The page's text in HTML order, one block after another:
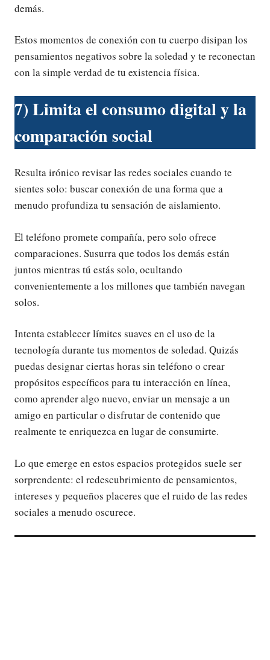
demás.
Estos momentos de conexión con tu cuerpo disipan los
pensamientos negativos sobre la soledad y te reconectan
con la simple verdad de tu existencia física.
7) Limita el consumo digital y la
comparación social
Resulta irónico revisar las redes sociales cuando te
sientes solo: buscar conexión de una forma que a
menudo profundiza tu sensación de aislamiento.
El teléfono promete compañía, pero solo ofrece
comparaciones. Susurra que todos los demás están
juntos mientras tú estás solo, ocultando
convenientemente a los millones que también navegan
solos.
Intenta establecer límites suaves en el uso de la
tecnología durante tus momentos de soledad. Quizás
puedas designar ciertas horas sin teléfono o crear
propósitos específicos para tu interacción en línea,
como aprender algo nuevo, enviar un mensaje a un
amigo en particular o disfrutar de contenido que
realmente te enriquezca en lugar de consumirte.
Lo que emerge en estos espacios protegidos suele ser
sorprendente: el redescubrimiento de pensamientos,
intereses y pequeños placeres que el ruido de las redes
sociales a menudo oscurece.